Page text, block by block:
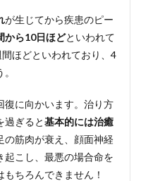
が生じてから疾患のピー
から10日ほどといわれて
ほどといわれており、4
復に向かいます。治り方
過ぎると基本的には治癒
の筋肉が衰え、顔面神経
起こし、最悪の場合命を
ちろんできません！